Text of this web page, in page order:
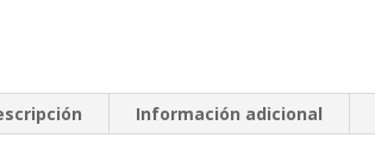
Información adicional